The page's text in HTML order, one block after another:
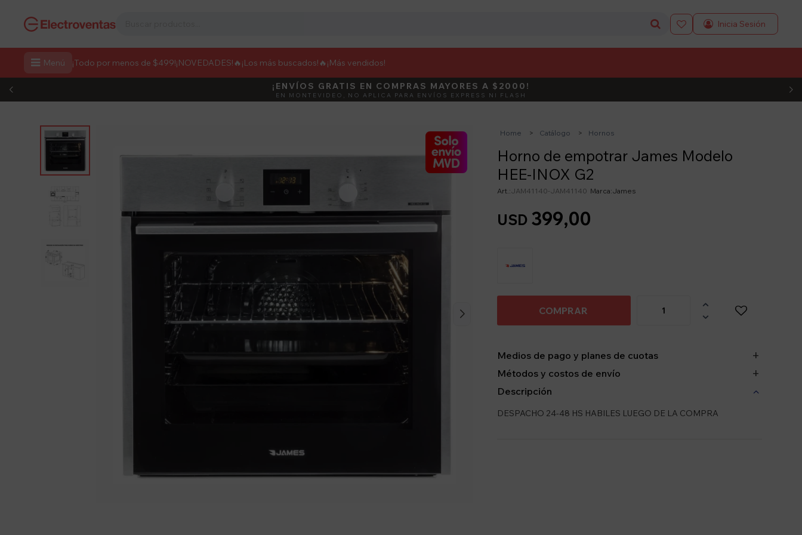
 Menú ¡Todo por menos de $499!¡NOVEDADES! 🔥¡Los más buscados!🔥 ¡Más vendidos!

DEBUT ACTIVÁ EL CÓDIGO
¡ENVÍOS GRATIS EN COMPRAS MAYORES A $2000!
EN MONTEVIDEO, NO APLICA PARA ENVÍOS EXPRESS NI FLASH
Home Catálogo Hornos
Horno de empotrar James Modelo
HEE-INOX G2
JAM41140-JAM41140 James
USD 399,00
COMPRAR


Medios de pago y planes de cuotas
Métodos y costos de envío
Descripción
DESPACHO 24-48 HS HABILES LUEGO DE LA COMPRA